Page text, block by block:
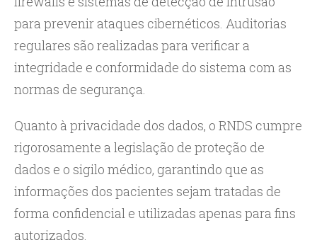
para prevenir ataques cibernéticos. Auditorias
regulares são realizadas para verificar a
integridade e conformidade do sistema com as
normas de segurança.
Quanto à privacidade dos dados, o RNDS cumpre
rigorosamente a legislação de proteção de
dados e o sigilo médico, garantindo que as
informações dos pacientes sejam tratadas de
forma confidencial e utilizadas apenas para fins
autorizados.